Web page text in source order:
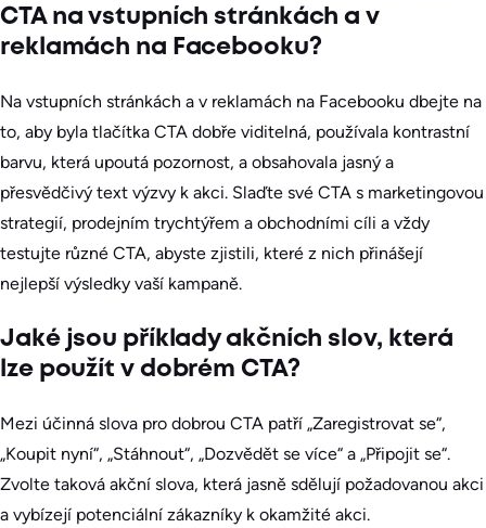
CTA na vstupních stránkách a v
reklamách na Facebooku?
Na vstupních stránkách a v reklamách na Facebooku dbejte na
to, aby byla tlačítka CTA dobře viditelná, používala kontrastní
barvu, která upoutá pozornost, a obsahovala jasný a
přesvědčivý text výzvy k akci. Slaďte své CTA s marketingovou
strategií, prodejním trychtýřem a obchodními cíli a vždy
testujte různé CTA, abyste zjistili, které z nich přinášejí
nejlepší výsledky vaší kampaně.
Jaké jsou příklady akčních slov, která
lze použít v dobrém CTA?
Mezi účinná slova pro dobrou CTA patří „Zaregistrovat se“,
„Koupit nyní“, „Stáhnout“, „Dozvědět se více“ a „Připojit se“.
Zvolte taková akční slova, která jasně sdělují požadovanou akci
a vybízejí potenciální zákazníky k okamžité akci.